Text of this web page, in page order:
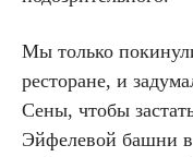
Мы только
ресторане, и
Сены, чтобы
Эйфелевой башни